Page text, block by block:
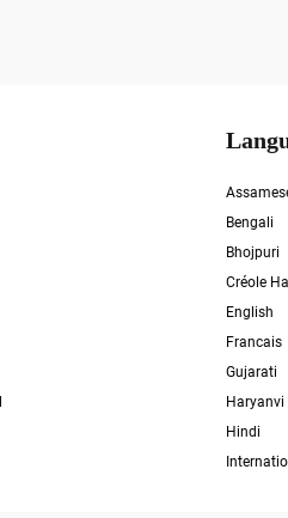
Bengali
Bhojpuri
Créole
English
Francais
Gujarati
Haryanvi
Hindi